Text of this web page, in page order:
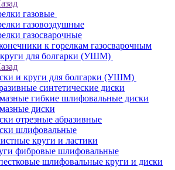
газовые
газовоздушные
газосварочные
к горелкам газосварочным
для болгарки (УШМ)
и круги для болгарки (УШМ)
синтетические диски
гибкие шлифовальные диски
диски
отрезные абразивные
шлифовальные
круги и ластики
фибровые шлифовальные
шлифовальные круги и диски